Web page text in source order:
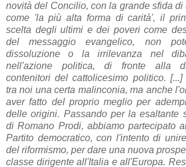
novità del Concilio, con la grande sfida
come 'la più alta forma di carità', il
scelta degli ultimi e dei poveri come
del messaggio evangelico, non
dissoluzione o la irrilevanza nel
nell'azione politica, di fronte alla
contenitori del cattolicesimo politico.
tra noi una certa malinconia, ma anche
aver fatto del proprio meglio per
delle origini. Passando per la esaltante
di Romano Prodi, abbiamo partecipato
Partito democratico, con l'intento di
del riformismo, per dare una nuova
classe dirigente all'Italia e all'Europa.